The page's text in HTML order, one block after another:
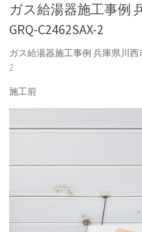
ガス給湯器施工事例
GRQ-C2462SAX-2
ガス給湯器施工事例 兵庫県川西市
2
施工前